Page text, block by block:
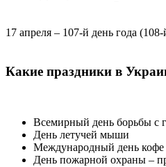
17 апреля – 107-й день года
Какие праздники в
Всемирный день борьбы с
День летучей мыши
Международный день кофе
День пожарной охраны –